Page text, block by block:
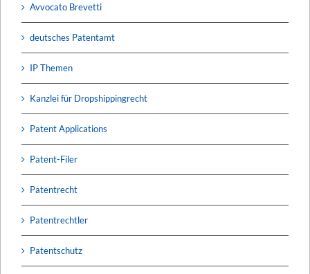
Avvocato Brevetti
deutsches Patentamt
IP Themen
Kanzlei für Dropshippingrecht
Patent Applications
Patent-Filer
Patentrecht
Patentrechtler
Patentschutz